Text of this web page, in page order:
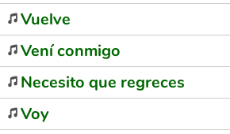
Vuelve
Vení conmigo
Necesito que regreces
Voy